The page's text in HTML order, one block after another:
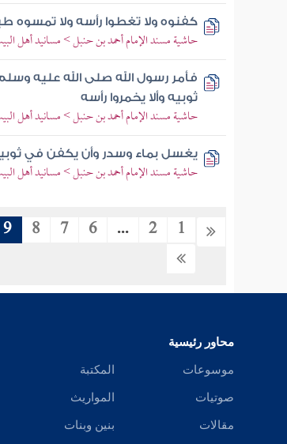
كفنوه ولا تغطوا رأسه ولا تمسوه
حاشية مسند الإمام أحمد بن حنبل > مسانيد أهل
فأمر رسول الله صلى الله عليه
ثوبيه وألا يخمروا رأسه
حاشية مسند الإمام أحمد بن حنبل > مسانيد أهل
يغسل بماء وسدر وأن يكفن في
حاشية مسند الإمام أحمد بن حنبل > مسانيد أهل
1
2
...
6
7
8
9
محاور رئيسية
موسوعات
صوتيات
مقالات
المكتبة
المواريث
بنين وبنات